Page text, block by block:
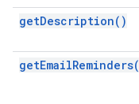
getDescription( )
getEmailReminders(